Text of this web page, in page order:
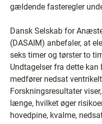
gældende fasteregler
Dansk Selskab for
(DASAIM) anbefaler, at
seks timer og tørster to
Undtagelser fra dette kan
medfører nedsat
Forskningsresultater
længe, hvilket øger
hovedpine, kvalme,